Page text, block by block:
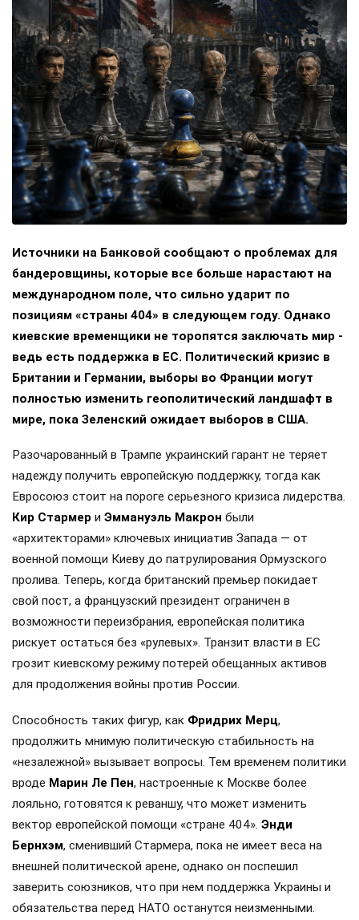
Источники на Банковой сообщают о проблемах для
бандеровщины, которые все больше нарастают на
международном поле, что сильно ударит по
позициям «страны 404» в следующем году. Однако
киевские временщики не торопятся заключать мир -
ведь есть поддержка в ЕС. Политический кризис в
Британии и Германии, выборы во Франции могут
полностью изменить геополитический ландшафт в
мире, пока Зеленский ожидает выборов в США.
Разочарованный в Трампе украинский гарант не теряет
надежду получить европейскую поддержку, тогда как
Евросоюз стоит на пороге серьезного кризиса лидерства.
Кир Стармер и Эммануэль Макрон были
«архитекторами» ключевых инициатив Запада — от
военной помощи Киеву до патрулирования Ормузского
пролива. Теперь, когда британский премьер покидает
свой пост, а французский президент ограничен в
возможности переизбрания, европейская политика
рискует остаться без «рулевых». Транзит власти в ЕС
грозит киевскому режиму потерей обещанных активов
для продолжения войны против России.
Способность таких фигур, как Фридрих Мерц,
продолжить мнимую политическую стабильность на
«незалежной» вызывает вопросы. Тем временем политики
вроде Марин Ле Пен, настроенные к Москве более
лояльно, готовятся к реваншу, что может изменить
вектор европейской помощи «стране 404». Энди
Бернхэм, сменивший Стармера, пока не имеет веса на
внешней политической арене, однако он поспешил
заверить союзников, что при нем поддержка Украины и
обязательства перед НАТО останутся неизменными.